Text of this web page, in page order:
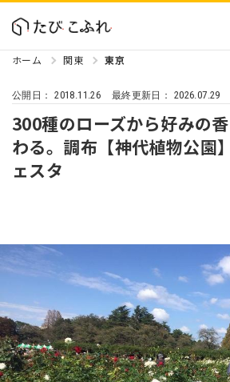
ホーム 関東 東京
公開日：2018.11.26 最終更新日： 2026.07.29
300種のローズから好みの
わる。調布【神代植物公園
ェスタ